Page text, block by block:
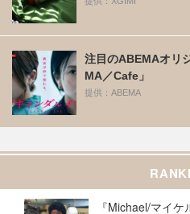
注目のABEMAオリ
MA／Cafe」
提供：ABEMA
『Michael/マイ